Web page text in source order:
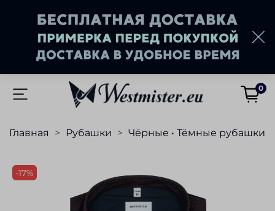
0
Главная Рубашки Чёрные • Тёмные рубашки
-17%